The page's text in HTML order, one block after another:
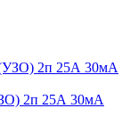
2п 25А 30мА